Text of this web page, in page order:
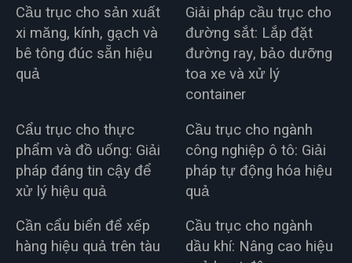
Cầu trục cho sản xuất
xi măng, kính, gạch và
bê tông đúc sẵn hiệu
quả
Giải pháp cầu trục cho
đường sắt: Lắp đặt
đường ray, bảo dưỡng
toa xe và xử lý
container
Cẩu trục cho thực
phẩm và đồ uống: Giải
pháp đáng tin cậy để
xử lý hiệu quả
Cầu trục cho ngành
công nghiệp ô tô: Giải
pháp tự động hóa hiệu
quả
Cần cẩu biển để xếp
hàng hiệu quả trên tàu
Cầu trục cho ngành
dầu khí: Nâng cao hiệu